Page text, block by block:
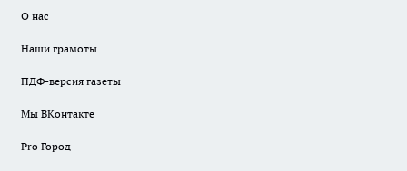
О нас
Наши грамоты
ПДФ-версия газеты
Мы ВКонтакте
Pro Город